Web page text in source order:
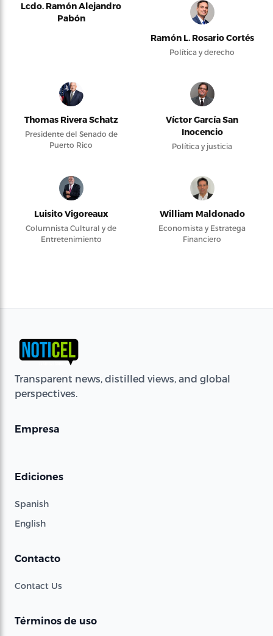
Lcdo. Ramón Alejandro
Pabón
Ramón L. Rosario Cortés
Política y derecho
Thomas Rivera Schatz
Presidente del Senado de
Puerto Rico
Víctor García San
Inocencio
Política y justicia
Luisito Vigoreaux
Columnista Cultural y de
Entretenimiento
William Maldonado
Economista y Estratega
Financiero
Transparent news, distilled views, and global
perspectives.
Empresa
Ediciones
Spanish
English
Contacto
Contact Us
Términos de uso